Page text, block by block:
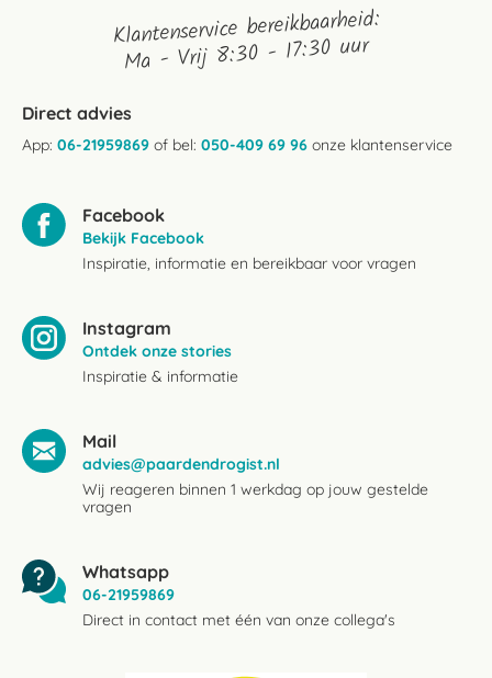
Klantenservice bereikbaarheid:
Ma - Vrij 8:30 - 17:30 uur
Direct advies
App: 06-21959869 of bel: 050-409 69 96 onze klantenservice
Facebook
Bekijk Facebook
Inspiratie, informatie en bereikbaar voor vragen
Instagram
Ontdek onze stories
Inspiratie & informatie
Mail
advies@paardendrogist.nl
Wij reageren binnen 1 werkdag op jouw gestelde
vragen
Whatsapp
06-21959869
Direct in contact met één van onze collega's